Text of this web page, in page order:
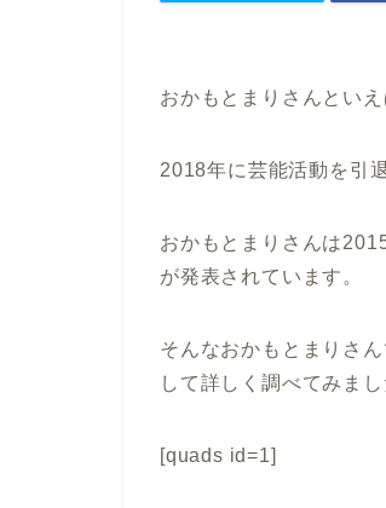
おかもとまりさんとい
2018年に芸能活動を引
おかもとまりさんは
が発表されています。
そんなおかもとまりさ
して詳しく調べてみまし
[quads id=1]